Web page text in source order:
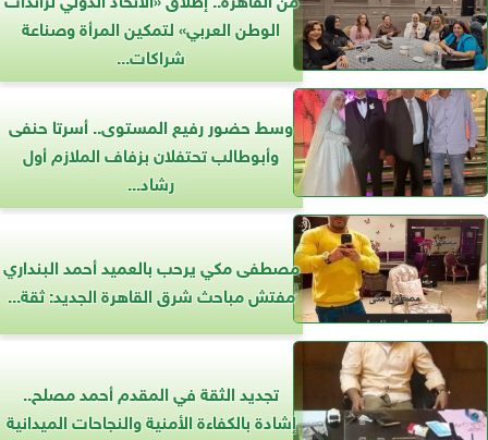
الوطن العربي» لتمكين المرأة وصناعة
شراكات...
وسط حضور رفيع المستوى.. أسرتا حنفى
وأبوطالب تحتفلان بزفاف الملازم أول
رشاد...
مصطفى مكي يرحب بالعميد أحمد البنداري
مفتش مباحث شرق القاهرة الجديد: ثقة...
تجديد الثقة في المقدم أحمد مصلح..
إشادة بالكفاءة الأمنية والنجاحات الميدانية